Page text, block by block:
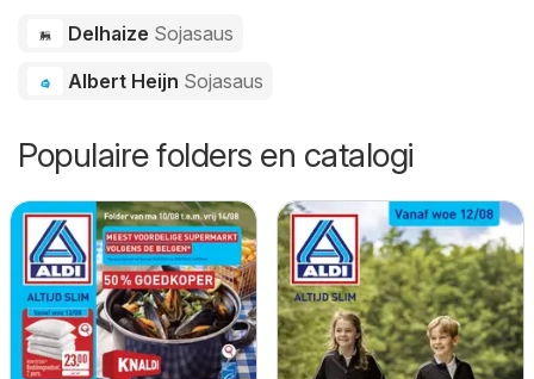
Delhaize Sojasaus
Albert Heijn Sojasaus
Populaire folders en catalogi